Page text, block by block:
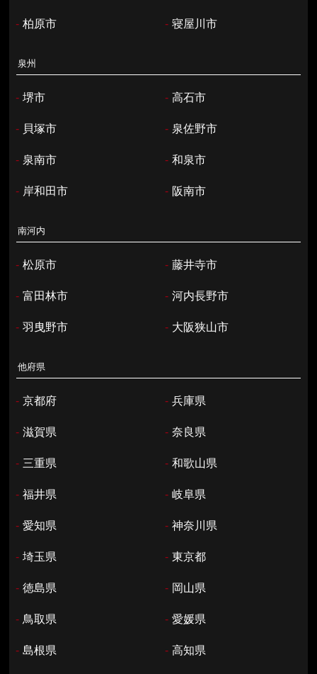
- 柏原市 - 寝屋川市
泉州
- 堺市 - 高石市
- 貝塚市 - 泉佐野市
- 泉南市 - 和泉市
- 岸和田市 - 阪南市
南河内
- 松原市 - 藤井寺市
- 富田林市 - 河内長野市
- 羽曳野市 - 大阪狭山市
他府県
- 京都府 - 兵庫県
- 滋賀県 - 奈良県
- 三重県 - 和歌山県
- 福井県 - 岐阜県
- 愛知県 - 神奈川県
- 埼玉県 - 東京都
- 徳島県 - 岡山県
- 鳥取県 - 愛媛県
- 島根県 - 高知県